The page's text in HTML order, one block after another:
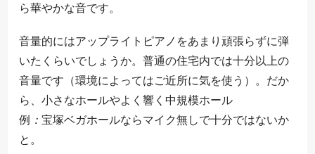
ら華やかな音です。
音量的にはアップライトピアノをあまり頑張らずに弾
いたくらいでしょうか。普通の住宅内では十分以上の
音量です（環境によってはご近所に気を使う）。だか
ら、小さなホールやよく響く中規模ホール
例 ： 宝塚 ガ ホ ル
例：宝塚ベガホ
ール
ならマイク無しで十分ではないか
と。